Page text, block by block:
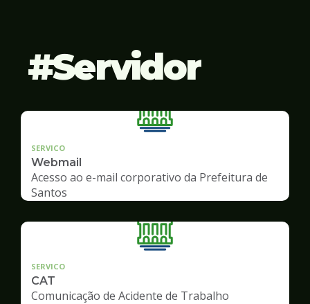
Servidor
SERVICO
Webmail
Acesso ao e-mail corporativo da Prefeitura de
Santos
SERVICO
CAT
Comunicação de Acidente de Trabalho